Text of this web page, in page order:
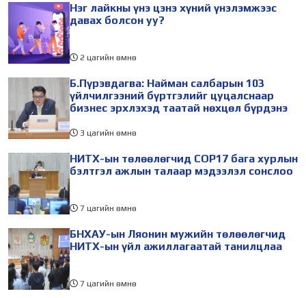
бүрт асуудал нь л
болгонд "гэнэтийн
Нэг лайкны үнэ цэнэ хүний үнэлэмжээс
давах болсон уу?
2 цагийн өмнө
Б.Пүрэвдагва: Найман салбарын 103
үйлчилгээний бүртгэлийг цуцалснаар
бизнес эрхлэхэд таатай нөхцөл бүрдэнэ
3 цагийн өмнө
НИТХ-ын төлөөлөгчид COP17 бага хурлын
бэлтгэл ажлын талаар мэдээлэл сонслоо
7 цагийн өмнө
БНХАУ-ын Ляонин мужийн төлөөлөгчид
НИТХ-ын үйл ажиллагаатай танилцлаа
7 цагийн өмнө